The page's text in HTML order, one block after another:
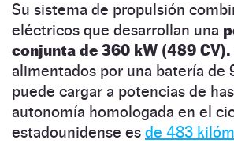
Su sistema de propulsión
eléctricos que desarrollan una
conjunta de 360 kW (489 CV).
alimentados por una batería de
puede cargar a potencias de
autonomía homologada en el
estadounidense es de 483